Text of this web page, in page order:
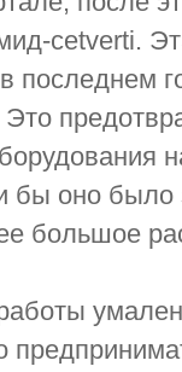
cetverti.
последнем
бы оно было
большое